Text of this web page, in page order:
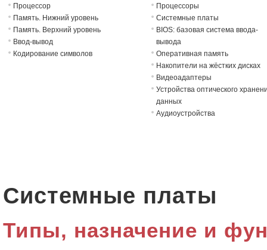
Процессор
Память. Нижний уровень
Память. Верхний уровень
Ввод-вывод
Кодирование символов
Процессоры
Системные платы
BIOS: базовая система ввода-
вывода
Оперативная память
Накопители на жёстких дисках
Видеоадаптеры
Устройства оптического
данных
Аудиоустройства
Системные платы
Типы, назначение и